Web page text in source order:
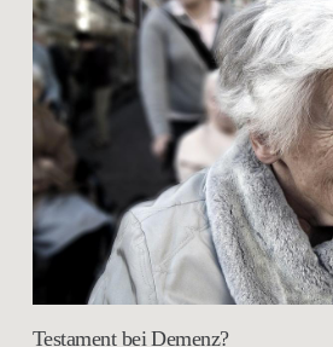
Testament bei Demenz?